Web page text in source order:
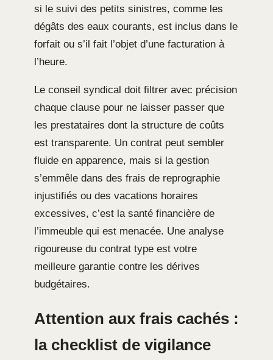
si le suivi des petits sinistres, comme les
dégâts des eaux courants, est inclus dans le
forfait ou s’il fait l’objet d’une facturation à
l’heure.
Le conseil syndical doit filtrer avec précision
chaque clause pour ne laisser passer que
les prestataires dont la structure de coûts
est transparente. Un contrat peut sembler
fluide en apparence, mais si la gestion
s’emmêle dans des frais de reprographie
injustifiés ou des vacations horaires
excessives, c’est la santé financière de
l’immeuble qui est menacée. Une analyse
rigoureuse du contrat type est votre
meilleure garantie contre les dérives
budgétaires.
Attention aux frais cachés :
la checklist de vigilance